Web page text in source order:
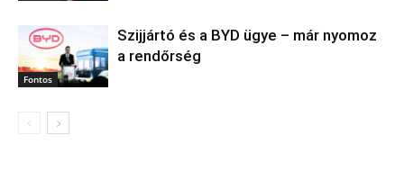
Fontos
Szijjártó és a BYD ügye – már nyomoz
a rendőrség